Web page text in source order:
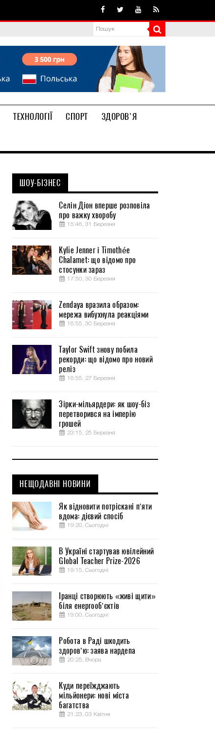
ТЕХНОЛОГІЇ СПОРТ
ЗДОРОВ'Я
ШОУ-БІЗНЕС
Селін Діон вперше розповіла
про важку хворобу
15:46, 31 Березня
Kylie Jenner і Timothée
Chalamet: що відомо про
стосунки зараз
17:50, 30 Березня
Zendaya вразила образом:
мережа вибухнула реакціями
16:55, 30 Березня
Taylor Swift знову побила
рекорди: що відомо про новий
реліз
16:55, 27 Березня
Зірки-мільярдери: як шоу-біз
перетворився на імперію
грошей
23:15, 25 Березня
НЕЩОДАВНІ НОВИНИ
Як відновити потріскані п’яти
вдома: дієвий спосіб
19:20, Сьогодні
В Україні стартував ювілейний
Global Teacher Prize-2026
19:15, Сьогодні
Іранці створюють «живі щити»
біля енергооб’єктів
19:00, Сьогодні
Робота в Раді шкодить
здоров’ю: заява нардепа
20:25, Вчора
Куди переїжджають
мільйонери: нові міста
багатства
21:23, 03 Квітня